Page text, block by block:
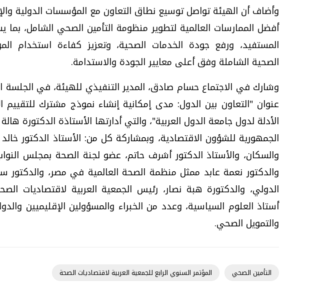
وأضاف أن الهيئة تواصل توسيع نطاق التعاون مع المؤسسات الدولية
أفضل الممارسات العالمية لتطوير منظومة التأمين الصحي الشامل،
المستفيد، ورفع جودة الخدمات الصحية، وتعزيز كفاءة استخدام
الصحية الشاملة وفق أعلى معايير الجودة والاستدامة.
وشارك في الاجتماع حسام صادق، المدير التنفيذي للهيئة، في الجلسة
عنوان "التعاون بين الدول: مدى إمكانية إنشاء نموذج مشترك
الأدلة لدول جامعة الدول العربية"، والتي أدارتها الأستاذة الدكتورة
الجمهورية للشؤون الاقتصادية، وبمشاركة كل من: الأستاذ الدكتور خالد
والسكان، والأستاذ الدكتور أشرف حاتم، عضو لجنة الصحة بمجلس
والدكتور نعمة عابد ممثل منظمة الصحة العالمية في مصر، والدكتور
أستاذ العلوم السياسية، وعدد من الخبراء والمسؤولين الإقليميين
والتمويل الصحي.
التأمين الصحي المؤتمر السنوي الرابع للجمعية العربية لاقتصاديات الصحة